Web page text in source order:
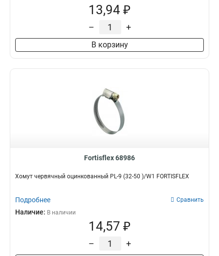
13,94 ₽
– +
В корзину
Fortisflex 68986
Хомут червячный оцинкованный PL-9 (32-50 )/W1 FORTISFLEX
Подробнее Сравнить
Наличие: В наличии
14,57 ₽
– +